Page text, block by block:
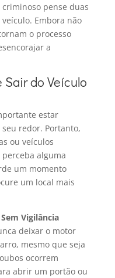
pense duas
Embora não
o processo
a
do Veículo
estar
redor. Portanto,
ou veículos
alguma
um momento
um local mais
Vigilância
deixar o motor
mesmo que seja
ocorrem
abrir um portão ou